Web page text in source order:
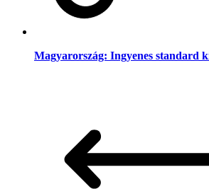
Magyarország: Ingyenes standard